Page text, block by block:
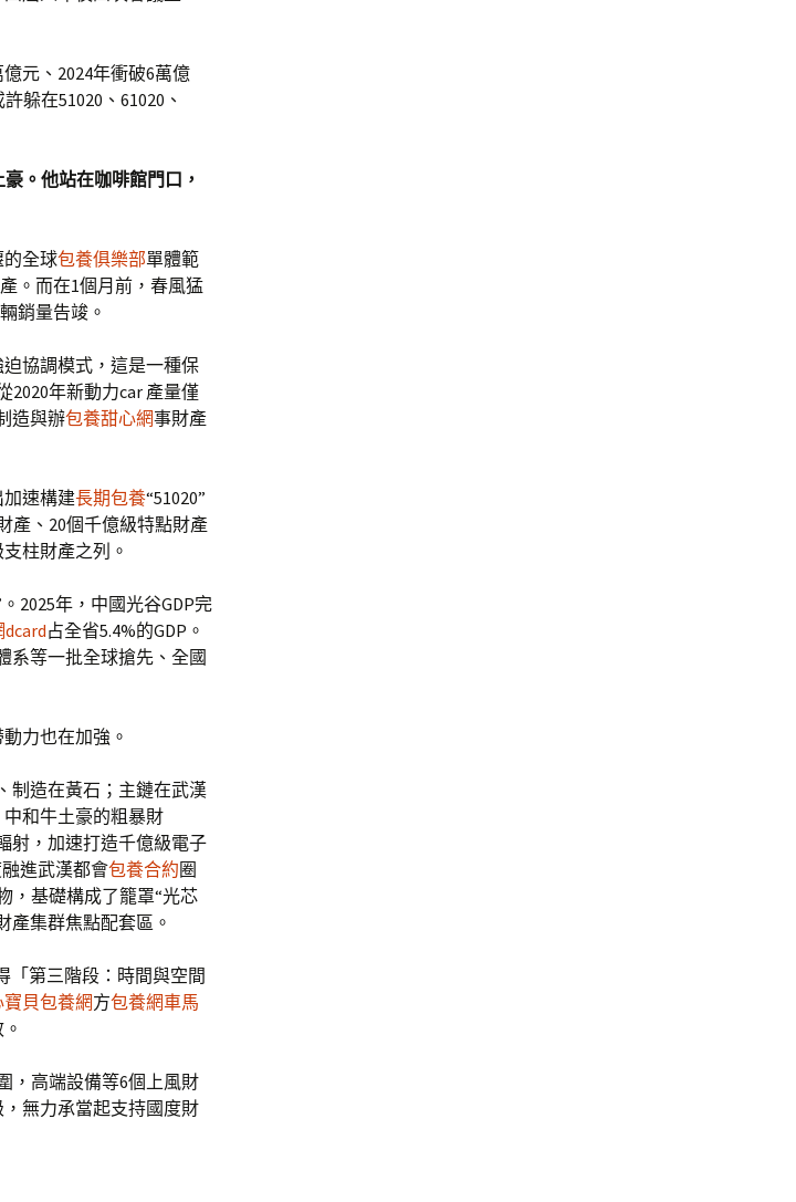
元、2024年衝破6萬億
躲在51020、61020、
。他站在咖啡館門口，
的全球包養俱樂部單體範
。而在1個月前，春風猛
銷量告竣。
協調模式，這是一種保
2020年新動力car 產量僅
造與辦包養甜心網事財產
速構建長期包養“51020”
產、20個千億級特點財產
柱財產之列。
2025年，中國光谷GDP完
占全省5.4%的GDP。
系等一批全球搶先、全國
力也在加強。
制造在黃石；主鏈在武漢
和牛土豪的粗暴財
射，加速打造千億級電子
進武漢都會包養合約圈
，基礎構成了籠罩“光芯
產集群焦點配套區。
「第三階段：時間與空間
貝包養網方包養網車馬
，高端設備等6個上風財
無力承當起支持國度財